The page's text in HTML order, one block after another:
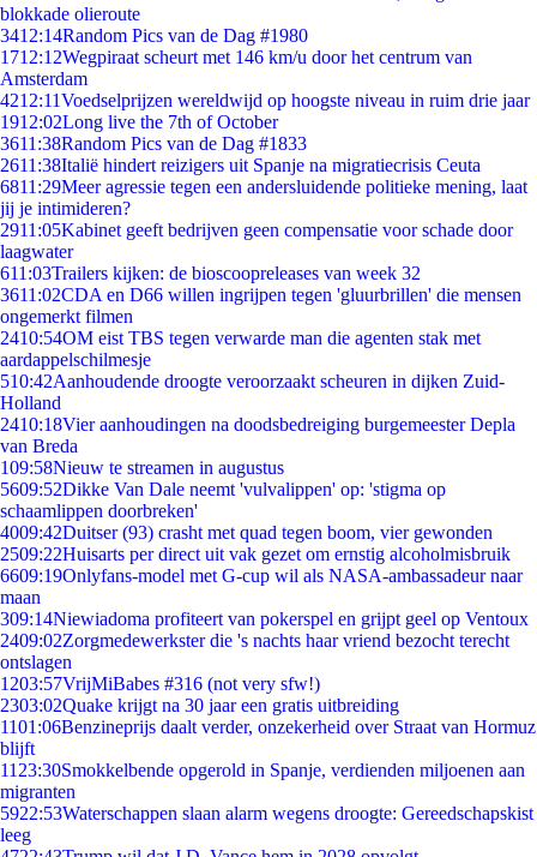
blokkade olieroute
3412:14Random Pics van de Dag #1980
1712:12Wegpiraat scheurt met 146 km/u door het centrum van
Amsterdam
4212:11Voedselprijzen wereldwijd op hoogste niveau in ruim drie jaar
1912:02Long live the 7th of October
3611:38Random Pics van de Dag #1833
2611:38Italië hindert reizigers uit Spanje na migratiecrisis Ceuta
6811:29Meer agressie tegen een andersluidende politieke mening, laat
jij je intimideren?
2911:05Kabinet geeft bedrijven geen compensatie voor schade door
laagwater
611:03Trailers kijken: de bioscoopreleases van week 32
3611:02CDA en D66 willen ingrijpen tegen 'gluurbrillen' die mensen
ongemerkt filmen
2410:54OM eist TBS tegen verwarde man die agenten stak met
aardappelschilmesje
510:42Aanhoudende droogte veroorzaakt scheuren in dijken Zuid-
Holland
2410:18Vier aanhoudingen na doodsbedreiging burgemeester Depla
van Breda
109:58Nieuw te streamen in augustus
5609:52Dikke Van Dale neemt 'vulvalippen' op: 'stigma op
schaamlippen doorbreken'
4009:42Duitser (93) crasht met quad tegen boom, vier gewonden
2509:22Huisarts per direct uit vak gezet om ernstig alcoholmisbruik
6609:19Onlyfans-model met G-cup wil als NASA-ambassadeur naar
maan
309:14Niewiadoma profiteert van pokerspel en grijpt geel op Ventoux
2409:02Zorgmedewerkster die 's nachts haar vriend bezocht terecht
ontslagen
1203:57VrijMiBabes #316 (not very sfw!)
2303:02Quake krijgt na 30 jaar een gratis uitbreiding
1101:06Benzineprijs daalt verder, onzekerheid over Straat van Hormuz
blijft
11 23:30Smokkelbende opgerold in Spanje, verdienden miljoenen aan
migranten
5922:53Waterschappen slaan alarm wegens droogte: Gereedschapskist
leeg